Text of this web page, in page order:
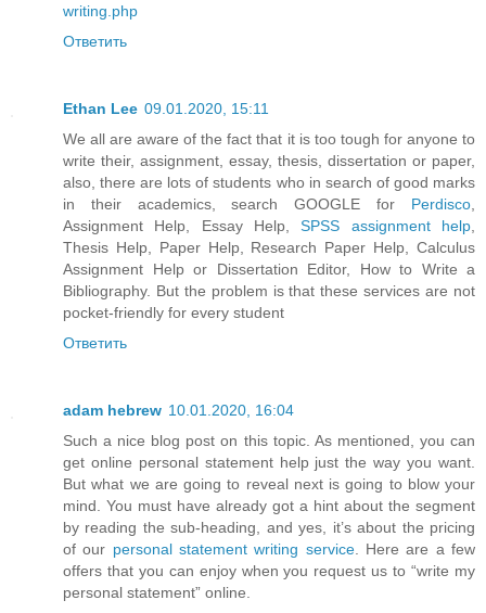
writing.php
Ответить
Ethan Lee 09.01.2020, 15:11
We all are aware of the fact that it is too tough for anyone to
write their, assignment, essay, thesis, dissertation or paper,
also, there are lots of students who in search of good marks
in their academics, search GOOGLE for Perdisco
Assignment Help, Essay Help,SPSS assignment help
Thesis Help, Paper Help, Research Paper Help, Calculus
Assignment Help or Dissertation Editor, How to Write a
Bibliography. But the problem is that these services are not
pocket-friendly for every student
Ответить
adam hebrew 10.01.2020, 16:04
Such a nice blog post on this topic. As mentioned, you can
get online personal statement help just the way you want.
But what we are going to reveal next is going to blow your
mind. You must have already got a hint about the segment
by reading the sub-heading, and yes, it’s about the pricing
of our personal statement writing service. Here are a few
offers that you can enjoy when you request us to “write my
personal statement” online.